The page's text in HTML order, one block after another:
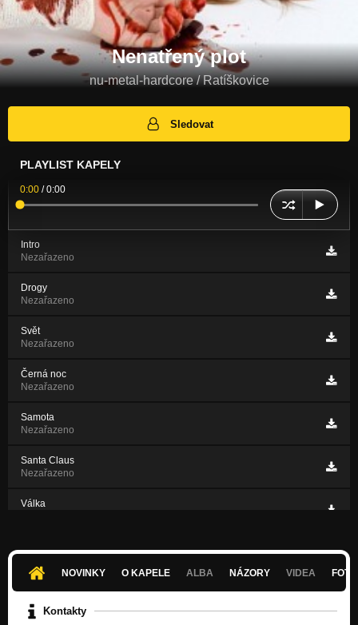
Nenatřený plot
nu-metal-hardcore / Ratíškovice
Sledovat
PLAYLIST KAPELY
0:00 /0:00
Intro
Nezařazeno
Drogy
Nezařazeno
Svět
Nezařazeno
Černá noc
Nezařazeno
Samota
Nezařazeno
Santa Claus
Nezařazeno
Válka
Nebudem
Nezařazeno
NOVINKY O KAPELE ALBA NÁZORY VIDEA
Kontakty